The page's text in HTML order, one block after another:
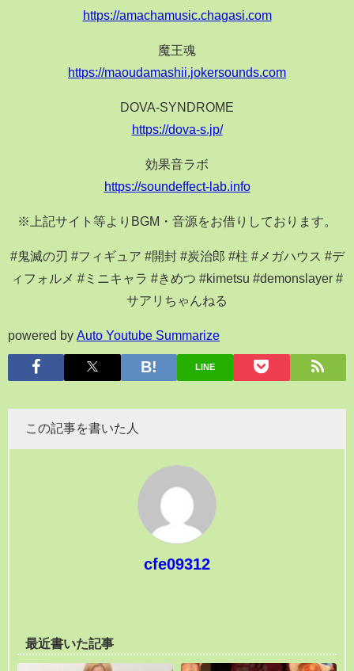
https://amachamusic.chagasi.com
魔王魂
https://maoudamashii.jokersounds.com
DOVA-SYNDROME
https://dova-s.jp/
効果音ラボ
https://soundeffect-lab.info
※上記サイト等よりBGM・音源をお借りしております。
#鬼滅の刃 #フィギュア #開封 #炭治郎 #柱 #メガハウス #デ
ィフォルメ #ミニキャラ #きめつ #kimetsu #demonslayer #
サアリちゃんねる
powered by Auto Youtube Summarize
LINE
この記事を書いた人
cfe09312
最近書いた記事